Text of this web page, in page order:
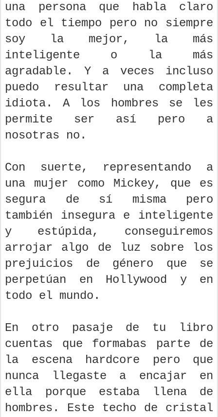
una persona que habla claro
todo el tiempo pero no siempre
soy la mejor, la más
inteligente o la más
agradable. Y a veces incluso
puedo resultar una completa
idiota. A los hombres se les
permite ser así pero a
nosotras no.
Con suerte, representando a
una mujer como Mickey, que es
segura de sí misma pero
también insegura e inteligente
y estúpida, conseguiremos
arrojar algo de luz sobre los
prejuicios de género que se
perpetúan en Hollywood y en
todo el mundo.
En otro pasaje de tu libro
cuentas que formabas parte de
la escena hardcore pero que
nunca llegaste a encajar en
ella porque estaba llena de
hombres. Este techo de cristal